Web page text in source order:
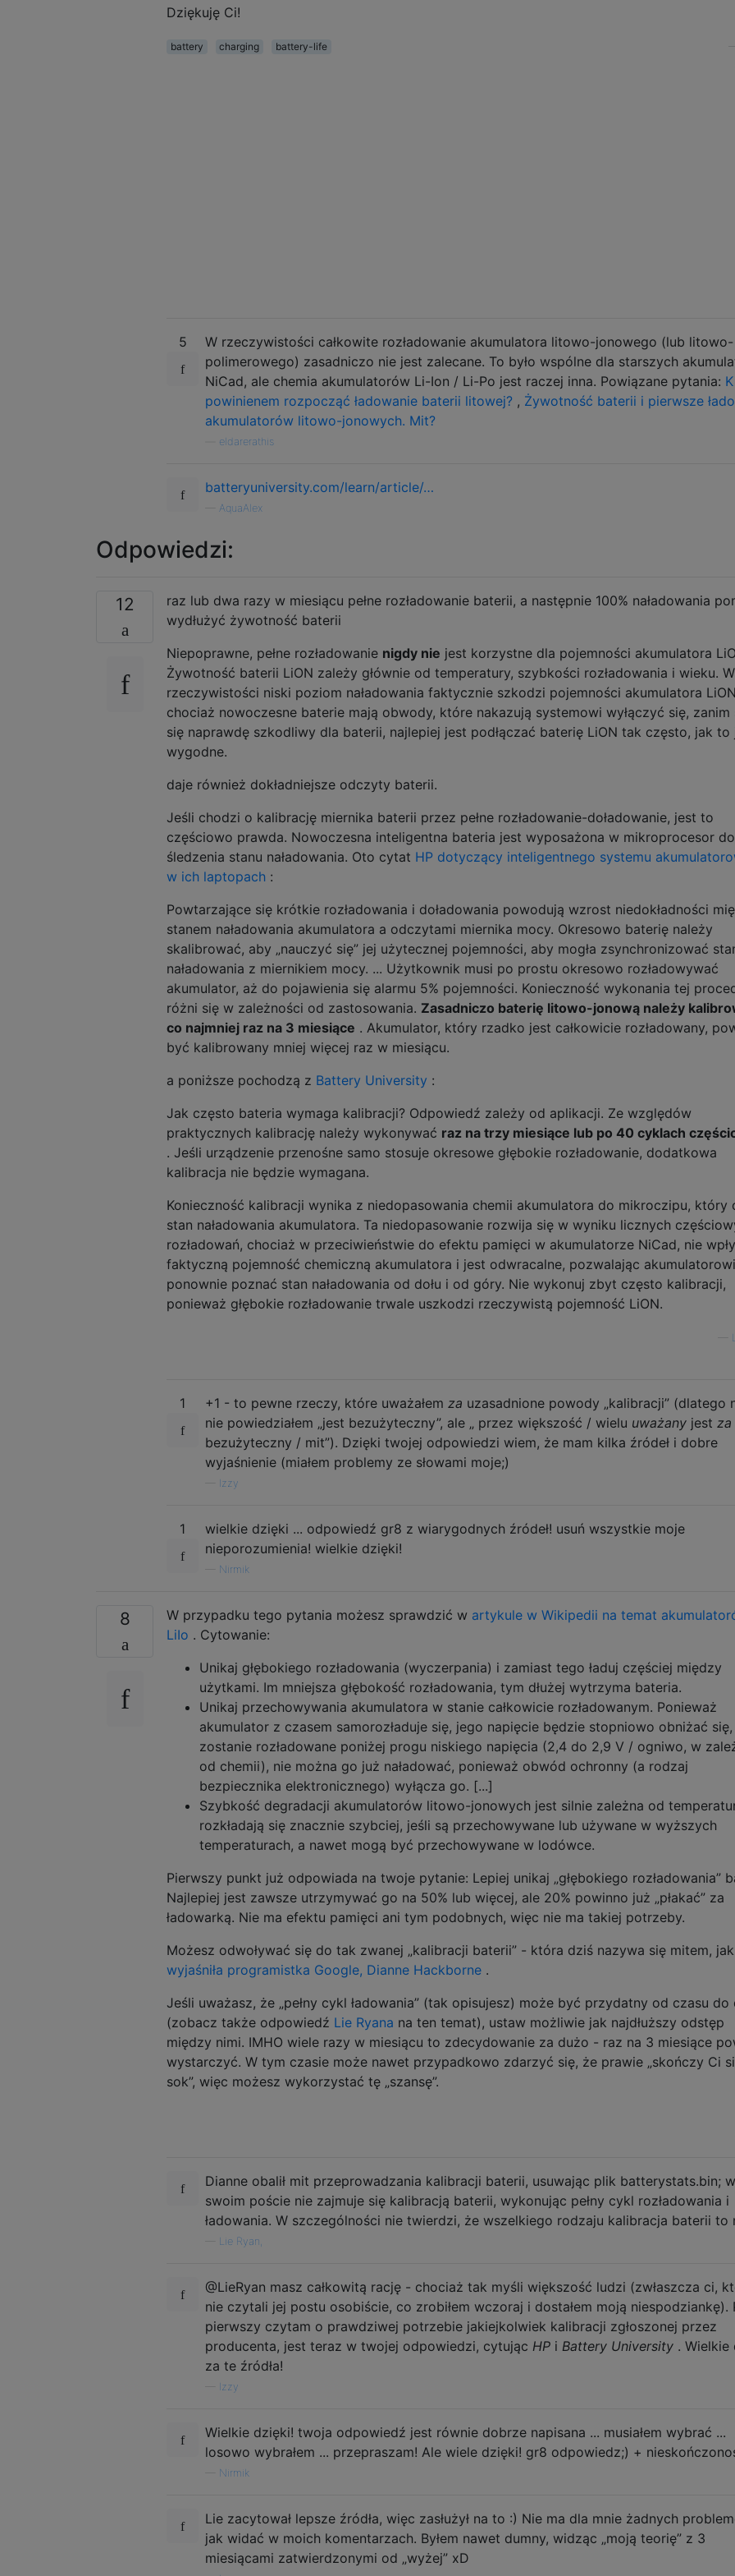
Dziękuję Ci!
battery charging battery-life
5
W rzeczywistości całkowite rozładowanie akumulatora litowo-jonowego (lub litowo-
polimerowego) zasadniczo nie jest zalecane. To było wspólne dla starszych
NiCad, ale chemia akumulatorów Li-Ion / Li-Po jest raczej inna. Powiązane pytania:
powinienem rozpocząć ładowanie baterii litowej? , Żywotność baterii i pierwsze
akumulatorów litowo-jonowych. Mit?
eldarerathis
batteryuniversity.com/learn/article/…
AquaAlex
Odpowiedzi:
12
raz lub dwa razy w miesiącu pełne rozładowanie baterii, a następnie 100% naładowania
wydłużyć żywotność baterii
Niepoprawne, pełne rozładowanie nigdy nie jest korzystne dla pojemności akumulatora
Żywotność baterii LiON zależy głównie od temperatury, szybkości rozładowania i wieku. W
rzeczywistości niski poziom naładowania faktycznie szkodzi pojemności akumulatora
chociaż nowoczesne baterie mają obwody, które nakazują systemowi wyłączyć się, zanim
się naprawdę szkodliwy dla baterii, najlepiej jest podłączać baterię LiON tak często, jak to
wygodne.
daje również dokładniejsze odczyty baterii.
Jeśli chodzi o kalibrację miernika baterii przez pełne rozładowanie-doładowanie, jest to
częściowo prawda. Nowoczesna inteligentna bateria jest wyposażona w mikroprocesor do
śledzenia stanu naładowania. Oto cytat HP dotyczący inteligentnego systemu
w ich laptopach :
Powtarzające się krótkie rozładowania i doładowania powodują wzrost niedokładności
stanem naładowania akumulatora a odczytami miernika mocy. Okresowo baterię należy
skalibrować, aby „nauczyć się” jej użytecznej pojemności, aby mogła zsynchronizować
naładowania z miernikiem mocy. ... Użytkownik musi po prostu okresowo rozładowywać
akumulator, aż do pojawienia się alarmu 5% pojemności. Konieczność wykonania tej
różni się w zależności od zastosowania. Zasadniczo baterię litowo-jonową należy
co najmniej raz na 3 miesiące . Akumulator, który rzadko jest całkowicie rozładowany,
być kalibrowany mniej więcej raz w miesiącu.
a poniższe pochodzą z Battery University :
Jak często bateria wymaga kalibracji? Odpowiedź zależy od aplikacji. Ze względów
praktycznych kalibrację należy wykonywać raz na trzy miesiące lub po 40 cyklach
. Jeśli urządzenie przenośne samo stosuje okresowe głębokie rozładowanie, dodatkowa
kalibracja nie będzie wymagana.
Konieczność kalibracji wynika z niedopasowania chemii akumulatora do mikroczipu, który
stan naładowania akumulatora. Ta niedopasowanie rozwija się w wyniku licznych
rozładowań, chociaż w przeciwieństwie do efektu pamięci w akumulatorze NiCad, nie
faktyczną pojemność chemiczną akumulatora i jest odwracalne, pozwalając akumulatorowi
ponownie poznać stan naładowania od dołu i od góry. Nie wykonuj zbyt często kalibracji,
ponieważ głębokie rozładowanie trwale uszkodzi rzeczywistą pojemność LiON.
1 +1 - to pewne rzeczy, które uważałem za uzasadnione powody „kalibracji” (dlatego
nie powiedziałem „jest bezużyteczny”, ale „ przez większość / wielu uważany jest za
bezużyteczny / mit”). Dzięki twojej odpowiedzi wiem, że mam kilka źródeł i dobre
wyjaśnienie (miałem problemy ze słowami moje;)
Izzy
1
wielkie dzięki ... odpowiedź gr8 z wiarygodnych źródeł! usuń wszystkie moje
nieporozumienia! wielkie dzięki!
Nirmik
8 W przypadku tego pytania możesz sprawdzić w artykule w Wikipedii na temat
LiIo . Cytowanie:
Unikaj głębokiego rozładowania (wyczerpania) i zamiast tego ładuj częściej między
użytkami. Im mniejsza głębokość rozładowania, tym dłużej wytrzyma bateria.
Unikaj przechowywania akumulatora w stanie całkowicie rozładowanym. Ponieważ
akumulator z czasem samorozładuje się, jego napięcie będzie stopniowo obniżać
zostanie rozładowane poniżej progu niskiego napięcia (2,4 do 2,9 V / ogniwo, w
od chemii), nie można go już naładować, ponieważ obwód ochronny (a rodzaj
bezpiecznika elektronicznego) wyłącza go. [...]
Szybkość degradacji akumulatorów litowo-jonowych jest silnie zależna od
rozkładają się znacznie szybciej, jeśli są przechowywane lub używane w wyższych
temperaturach, a nawet mogą być przechowywane w lodówce.
Pierwszy punkt już odpowiada na twoje pytanie: Lepiej unikaj „głębokiego rozładowania”
Najlepiej jest zawsze utrzymywać go na 50% lub więcej, ale 20% powinno już „płakać” za
ładowarką. Nie ma efektu pamięci ani tym podobnych, więc nie ma takiej potrzeby.
Możesz odwoływać się do tak zwanej „kalibracji baterii” - która dziś nazywa się mitem, jak
wyjaśniła programistka Google, Dianne Hackborne .
Jeśli uważasz, że „pełny cykl ładowania” (tak opisujesz) może być przydatny od czasu do
(zobacz także odpowiedź Lie Ryana na ten temat), ustaw możliwie jak najdłuższy odstęp
między nimi. IMHO wiele razy w miesiącu to zdecydowanie za dużo - raz na 3 miesiące
wystarczyć. W tym czasie może nawet przypadkowo zdarzyć się, że prawie „skończy Ci
sok”, więc możesz wykorzystać tę „szansę”.
Dianne obalił mit przeprowadzania kalibracji baterii, usuwając plik batterystats.bin; w
swoim poście nie zajmuje się kalibracją baterii, wykonując pełny cykl rozładowania i
ładowania. W szczególności nie twierdzi, że wszelkiego rodzaju kalibracja baterii to
Lie Ryan,
@LieRyan masz całkowitą rację - chociaż tak myśli większość ludzi (zwłaszcza ci,
nie czytali jej postu osobiście, co zrobiłem wczoraj i dostałem moją niespodziankę).
pierwszy czytam o prawdziwej potrzebie jakiejkolwiek kalibracji zgłoszonej przez
producenta, jest teraz w twojej odpowiedzi, cytując HP i Battery University . Wielkie
za te źródła!
Izzy
Wielkie dzięki! twoja odpowiedź jest równie dobrze napisana ... musiałem wybrać ...
losowo wybrałem ... przepraszam! Ale wiele dzięki! gr8 odpowiedz;) +
Nirmik
Lie zacytował lepsze źródła, więc zasłużył na to :) Nie ma dla mnie żadnych
jak widać w moich komentarzach. Byłem nawet dumny, widząc „moją teorię” z 3
miesiącami zatwierdzonymi od „wyżej” xD